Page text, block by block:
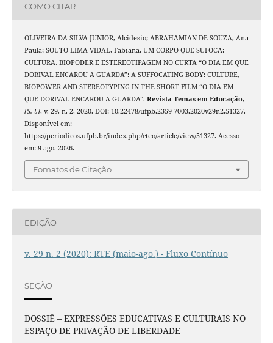
COMO CITAR
OLIVEIRA DA SILVA JUNIOR, Alcidesio; ABRAHAMIAN DE SOUZA, Ana
Paula; SOUTO LIMA VIDAL, Fabiana. UM CORPO QUE SUFOCA:
CULTURA, BIOPODER E ESTEREOTIPAGEM NO CURTA “O DIA EM QUE
DORIVAL ENCAROU A GUARDA”: A SUFFOCATING BODY: CULTURE,
BIOPOWER AND STEREOTYPING IN THE SHORT FILM “O DIA EM
QUE DORIVAL ENCAROU A GUARDA”. Revista Temas em Educação,
[S. l.], v. 29, n. 2, 2020. DOI: 10.22478/ufpb.2359-7003.2020v29n2.51327.
Disponível em:
https://periodicos.ufpb.br/index.php/rteo/article/view/51327. Acesso
em: 9 ago. 2026.
Fomatos de Citação
EDIÇÃO
v. 29 n. 2 (2020): RTE (maio-ago.) - Fluxo Contínuo
SEÇÃO
DOSSIÊ – EXPRESSÕES EDUCATIVAS E CULTURAIS NO
ESPAÇO DE PRIVAÇÃO DE LIBERDADE